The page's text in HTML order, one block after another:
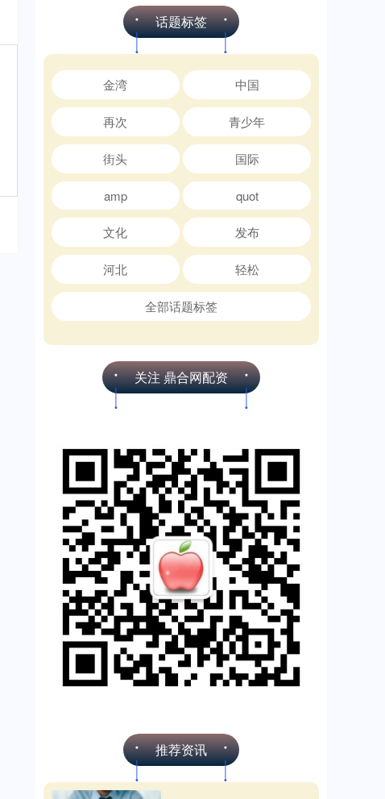
话题标签
金湾 中国
再次 青少年
街头 国际
amp quot
文化 发布
河北 轻松
全部话题标签
关注 鼎合网配资
推荐资讯